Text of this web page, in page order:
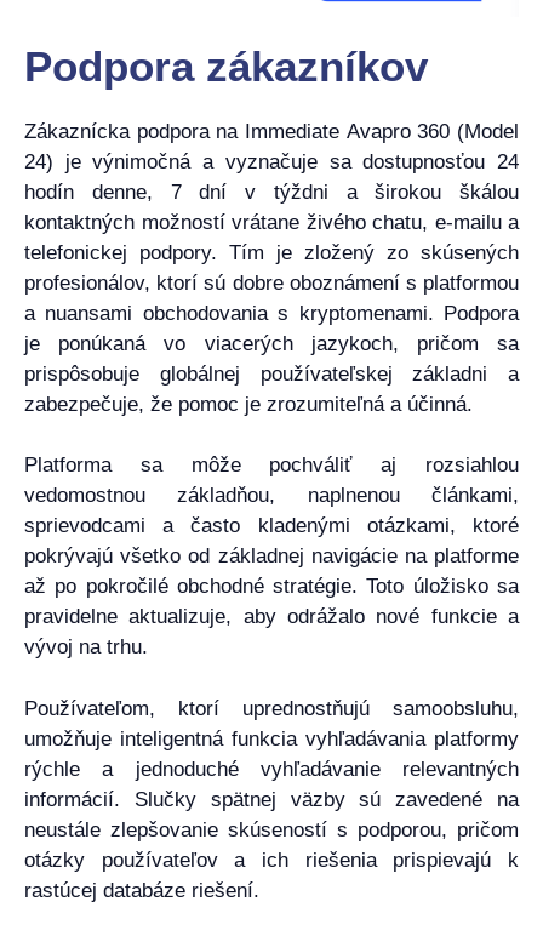
Podpora zákazníkov
Zákaznícka podpora na Immediate Avapro 360 (Model
24) je výnimočná a vyznačuje sa dostupnosťou 24
hodín denne, 7 dní v týždni a širokou škálou
kontaktných možností vrátane živého chatu, e-mailu a
telefonickej podpory. Tím je zložený zo skúsených
profesionálov, ktorí sú dobre oboznámení s platformou
a nuansami obchodovania s kryptomenami. Podpora
je ponúkaná vo viacerých jazykoch, pričom sa
prispôsobuje globálnej používateľskej základni a
zabezpečuje, že pomoc je zrozumiteľná a účinná.
Platforma sa môže pochváliť aj rozsiahlou
vedomostnou základňou, naplnenou článkami,
sprievodcami a často kladenými otázkami, ktoré
pokrývajú všetko od základnej navigácie na platforme
až po pokročilé obchodné stratégie. Toto úložisko sa
pravidelne aktualizuje, aby odrážalo nové funkcie a
vývoj na trhu.
Používateľom, ktorí uprednostňujú samoobsluhu,
umožňuje inteligentná funkcia vyhľadávania platformy
rýchle a jednoduché vyhľadávanie relevantných
informácií. Slučky spätnej väzby sú zavedené na
neustále zlepšovanie skúseností s podporou, pričom
otázky používateľov a ich riešenia prispievajú k
rastúcej databáze riešení.